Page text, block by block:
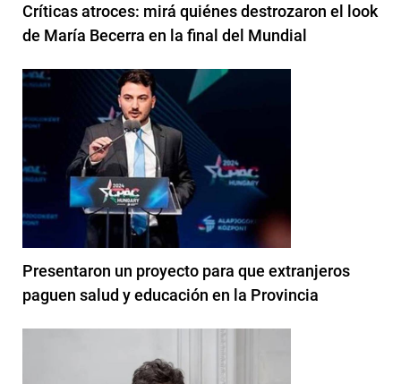
Críticas atroces: mirá quiénes destrozaron el look
de María Becerra en la final del Mundial
Presentaron un proyecto para que extranjeros
paguen salud y educación en la Provincia